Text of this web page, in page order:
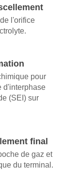
l'orifice
pour
d'interphase
(SEI) sur
final
de gaz et
du terminal.